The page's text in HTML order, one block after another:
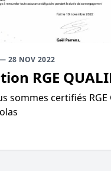
28 NOV 2022
RGE
sommes certifiés RGE